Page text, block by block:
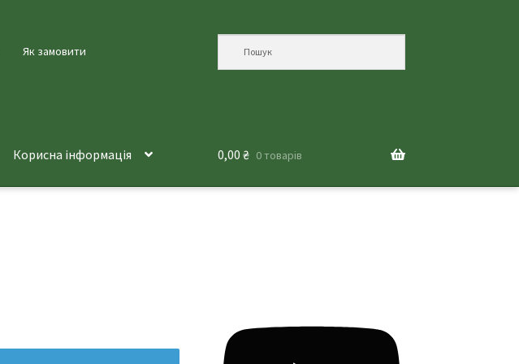
Як замовити
Корисна інформація 0,00 ₴ 0 товарів